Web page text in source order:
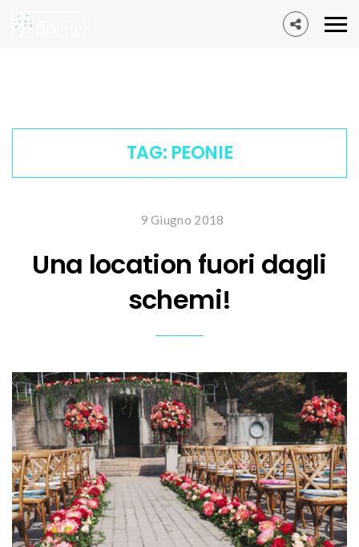
TAG: PEONIE
9 Giugno 2018
Una location fuori dagli
schemi!